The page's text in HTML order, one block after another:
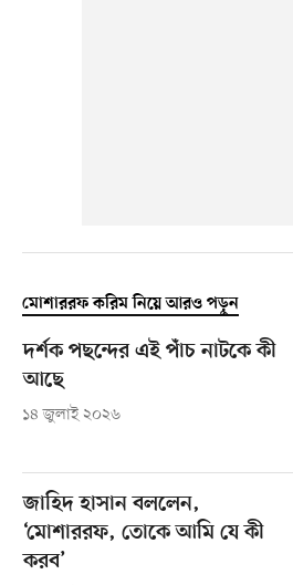
মোশাররফ করিম নিয়ে আরও পড়ুন
দর্শক পছন্দের এই পাঁচ নাটকে কী
আছে
১৪ জুলাই ২০২৬
জাহিদ হাসান বললেন,
‘মোশাররফ, তোকে আমি যে কী
করব’